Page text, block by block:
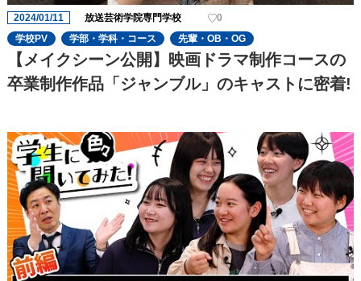
2024/01/11 放送芸術学院専門学校
0
学校PV
学部・学科・コース 先輩・OB・OG
【メイクシーン公開】映画ドラマ制作コースの
卒業制作作品「ジャンブル」のキャストに密着!